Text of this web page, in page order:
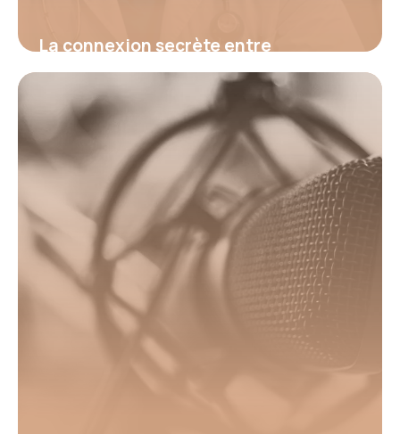
La connexion secrète entre
hypertension et fatigue : découvrez
le signal d’alerte invisible qui menace
votre santé et comment l’identifier
avant qu’il ne soit trop tard
16 juin 2026